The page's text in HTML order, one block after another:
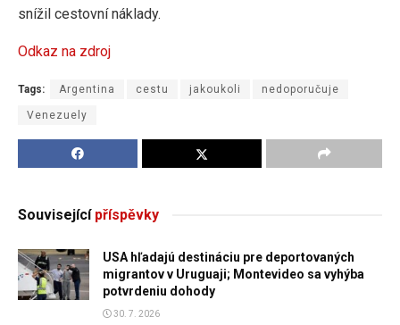
snížil cestovní náklady.
Odkaz na zdroj
Tags: Argentina cestu jakoukoli nedoporučuje
Venezuely
Souvisejícípříspěvky
USA hľadajú destináciu pre deportovaných
migrantov v Uruguaji; Montevideo sa vyhýba
potvrdeniu dohody
30. 7. 2026